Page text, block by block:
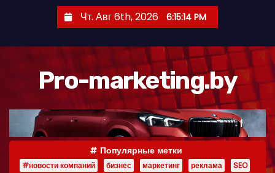
Чт. Авг 6th, 2026 6:15:15 PM
Pro-marketing.by
Популярные метки
#новости компаний бизнес маркетинг реклама
SEO